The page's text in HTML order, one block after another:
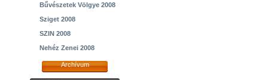
Bűvészetek Völgye 2008
Sziget 2008
SZIN 2008
Nehéz Zenei 2008
Archívum